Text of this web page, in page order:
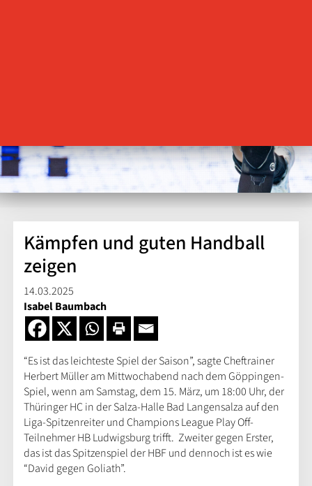
Kämpfen und guten Handball
zeigen
14.03.2025
Isabel Baumbach
“Es ist das leichteste Spiel der Saison”, sagte Cheftrainer
Herbert Müller am Mittwochabend nach dem Göppingen-
Spiel, wenn am Samstag, dem 15. März, um 18:00 Uhr, der
Thüringer HC in der Salza-Halle Bad Langensalza auf den
Liga-Spitzenreiter und Champions League Play Off-
Teilnehmer HB Ludwigsburg trifft. Zweiter gegen Erster,
das ist das Spitzenspiel der HBF und dennoch ist es wie
“David gegen Goliath”.